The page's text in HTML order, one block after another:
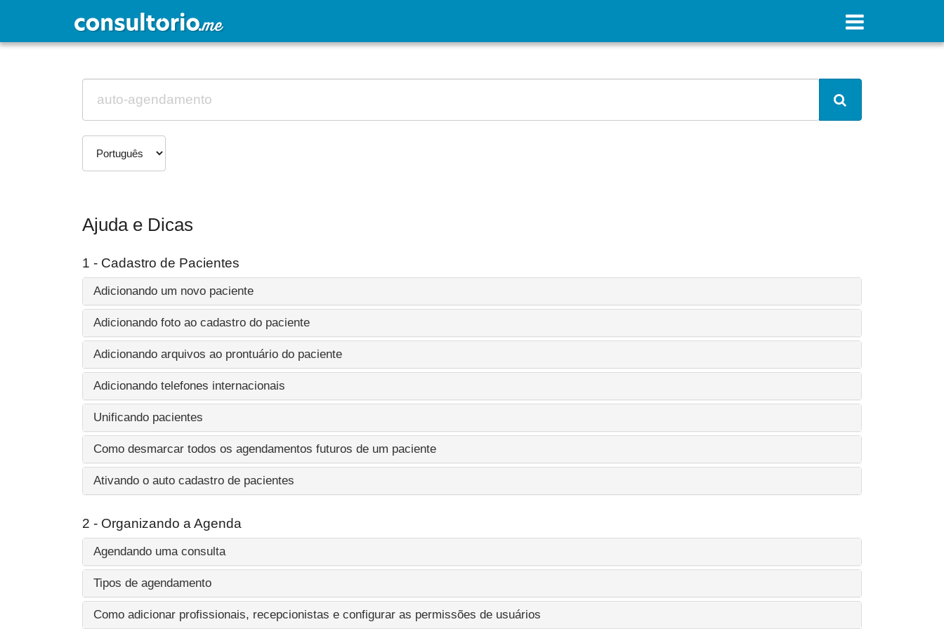
Ajuda e Dicas
1 - Cadastro de Pacientes
Adicionando um novo paciente
Adicionando foto ao cadastro do paciente
Adicionando arquivos ao prontuário do paciente
Adicionando telefones internacionais
Unificando pacientes
Como desmarcar todos os agendamentos futuros de um paciente
Ativando o auto cadastro de pacientes
2 - Organizando a Agenda
Agendando uma consulta
Tipos de agendamento
Como adicionar profissionais, recepcionistas e configurar as permissões de usuários